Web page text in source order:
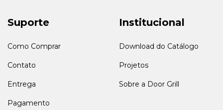
Suporte
Como Comprar
Contato
Entrega
Pagamento
Institucional
Download do Catálogo
Projetos
Sobre a Door Grill